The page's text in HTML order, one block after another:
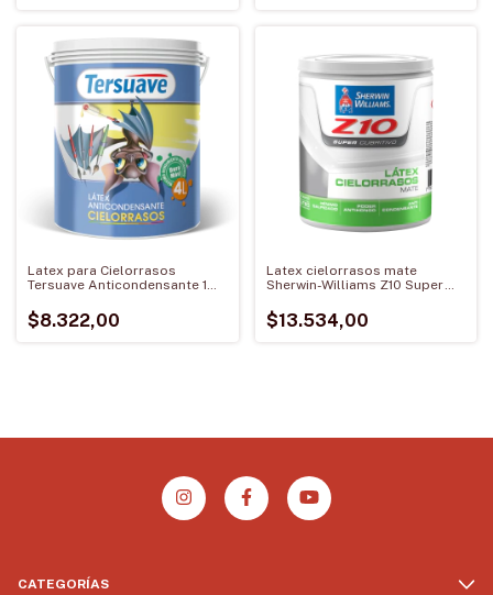
Latex para Cielorrasos
Tersuave Anticondensante 1
$8.322,00
Latex cielorrasos mate
Sherwin-Williams Z10 Super
$13.534,00
CATEGORÍAS